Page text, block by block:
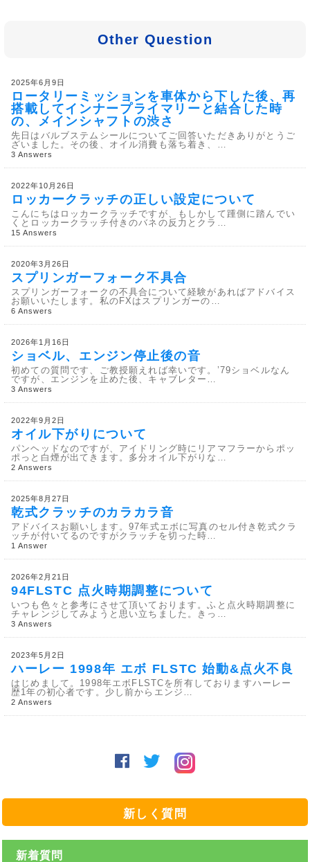
Other Question
2025年6月9日
ロータリーミッションを車体から下した後、再
搭載してインナープライマリーと結合した時
の、メインシャフトの渋さ
先日はバルブステムシールについてご回答いただきありがとうご
ざいました。その後、オイル消費も落ち着き、…
3 Answers
2022年10月26日
ロッカークラッチの正しい設定について
こんにちはロッカークラッチですが、もしかして踵側に踏んでい
くとロッカークラッチ付きのバネの反力とクラ…
15 Answers
2020年3月26日
スプリンガーフォーク不具合
スプリンガーフォークの不具合について経験があればアドバイス
お願いいたします。私のFXはスプリンガーの…
6 Answers
2026年1月16日
ショベル、エンジン停止後の音
初めての質問です、ご教授願えれば幸いです。’79ショベルなん
ですが、エンジンを止めた後、キャブレター…
3 Answers
2022年9月2日
オイル下がりについて
パンヘッドなのですが、アイドリング時にリアマフラーからポッ
ポっと白煙が出てきます。多分オイル下がりな…
2 Answers
2025年8月27日
乾式クラッチのカラカラ音
アドバイスお願いします。97年式エボに写真のセル付き乾式クラ
ッチが付いてるのですがクラッチを切った時…
1 Answer
2026年2月21日
94FLSTC 点火時期調整について
いつも色々と参考にさせて頂いております。ふと点火時期調整に
チャレンジしてみようと思い立ちました。きっ…
3 Answers
2023年5月2日
ハーレー 1998年 エボ FLSTC 始動&点火不良
はじめまして。1998年エボFLSTCを所有しておりますハーレー
歴1年の初心者です。少し前からエンジ…
2 Answers
新しく質問
新着質問